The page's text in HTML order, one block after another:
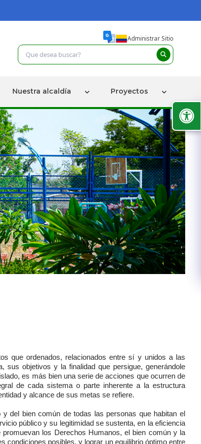
Administrar Sitio
Nuestra alcaldía Proyectos
que ordenados, relacionados entre sí y unidos a las
sus objetivos y la finalidad que persigue, generándole
es más bien una serie de acciones que ocurren de
de cada sistema o parte inherente a la estructura
y alcance de sus metas se refiere.
del bien común de todas las personas que habitan el
público y su legitimidad se sustenta, en la eficiencia
los Derechos Humanos, el bien común y la
condiciones posibles, y lograr un equilibrio óptimo entre